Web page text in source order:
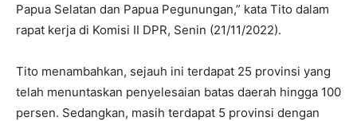
Papua Selatan dan Papua Pegunungan,” kata Tito dalam
rapat kerja di Komisi II DPR, Senin (21/11/2022).
Tito menambahkan, sejauh ini terdapat 25 provinsi yang
telah menuntaskan penyelesaian batas daerah hingga 100
persen. Sedangkan, masih terdapat 5 provinsi dengan